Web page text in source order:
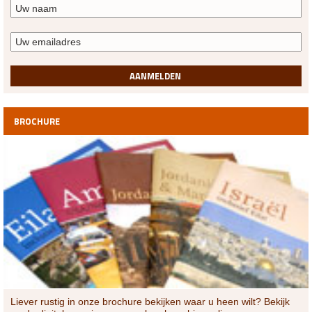
AANMELDEN
BROCHURE
Liever rustig in onze brochure bekijken waar u heen wilt? Bekijk